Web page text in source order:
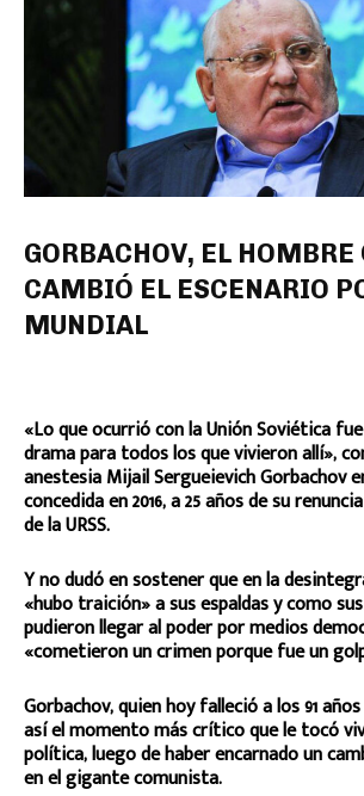
GORBACHOV, EL HOMBRE
CAMBIÓ EL ESCENARIO
MUNDIAL
«Lo que ocurrió con la Unión Soviética
drama para todos los que vivieron allí»,
anestesia Mijail Sergueievich Gorbachov
concedida en 2016, a 25 años de su
de la URSS.
Y no dudó en sostener que en la
«hubo traición» a sus espaldas y como
pudieron llegar al poder por medios
«cometieron un crimen porque fue un
Gorbachov, quien hoy falleció a los 91
así el momento más crítico que le tocó
política, luego de haber encarnado un
en el gigante comunista.